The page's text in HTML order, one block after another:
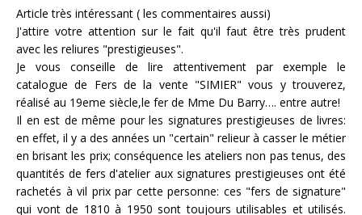
Article très intéressant ( les commentaires aussi)
J'attire votre attention sur le fait qu'il faut être très prudent
avec les reliures "prestigieuses".
Je vous conseille de lire attentivement par exemple le
catalogue de Fers de la vente "SIMIER" vous y trouverez,
réalisé au 19eme siècle,le fer de Mme Du Barry…. entre autre!
Il en est de même pour les signatures prestigieuses de livres:
en effet, il y a des années un "certain" relieur à casser le métier
en brisant les prix; conséquence les ateliers non pas tenus, des
quantités de fers d'atelier aux signatures prestigieuses ont été
rachetés à vil prix par cette personne: ces "fers de signature"
qui vont de 1810 à 1950 sont toujours utilisables et utilisés.